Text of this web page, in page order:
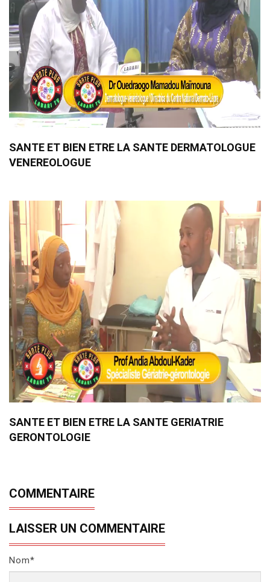
SANTE ET BIEN ETRE LA SANTE DERMATOLOGUE
VENEREOLOGUE
SANTE ET BIEN ETRE LA SANTE GERIATRIE
GERONTOLOGIE
COMMENTAIRE
LAISSER UN COMMENTAIRE
Nom*